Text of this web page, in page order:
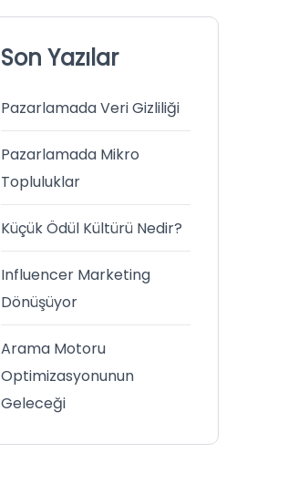
Son Yazılar
Pazarlamada Veri Gizliliği
Pazarlamada Mikro
Topluluklar
Küçük Ödül Kültürü Nedir?
Influencer Marketing
Dönüşüyor
Arama Motoru
Optimizasyonunun
Geleceği